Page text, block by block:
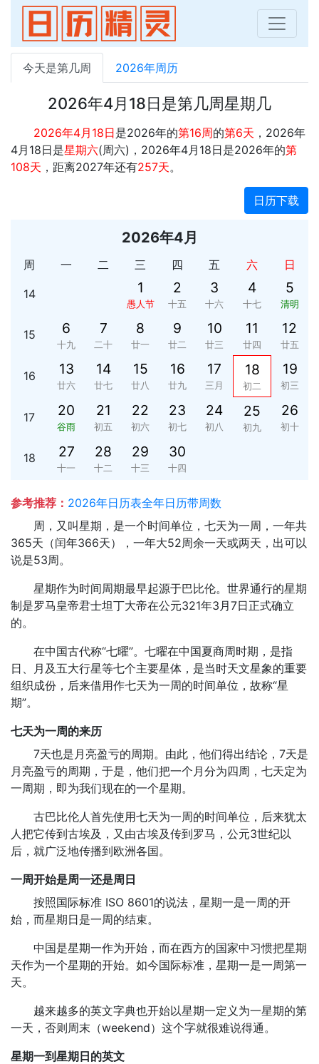
今天是第几周 2026年周历
2026年4月18日是第几周星期几
2026年4月18日是2026年的第16周的第6天 ，2026年
4月18日是星期六(周六)，2026年4月18日是2026年的第
108天 ，距离2027年还有257天。
日历下载
2026年4月
周 一 二 三 四 五 六 日
14 1
愚人节
2
十五
3
十六
4
十七
5
清明
15 6
十九
7
二十
8
廿一
9
廿二
10
廿三
11
廿四
12
廿五
16 13
廿六
14
廿七
15
廿八
16
廿九
17
三月
18
初二
19
初三
17 20
谷雨
21
初五
22
初六
23
初七
24
初八
25
初九
26
初十
18 27
十一
28
十二
29
十三
30
十四
参考推荐： 2026年日历表全年日历带周数
周，又叫星期，是一个时间单位，七天为一周，一年共
365天（闰年366天），一年大52周余一天或两天，出可以
说是53周。
星期作为时间周期最早起源于巴比伦。世界通行的星期
制是罗马皇帝君士坦丁大帝在公元321年3月7日正式确立
的。
在中国古代称“七曜”。七曜在中国夏商周时期，是指
日、月及五大行星等七个主要星体，是当时天文星象的重要
组织成份，后来借用作七天为一周的时间单位，故称“星
期”。
七天为一周的来历
7天也是月亮盈亏的周期。由此，他们得出结论，7天是
月亮盈亏的周期，于是，他们把一个月分为四周，七天定为
一周期，即为我们现在的一个星期。
古巴比伦人首先使用七天为一周的时间单位，后来犹太
人把它传到古埃及，又由古埃及传到罗马，公元3世纪以
后，就广泛地传播到欧洲各国。
一周开始是周一还是周日
按照国际标准 ISO 8601的说法，星期一是一周的开
始，而星期日是一周的结束。
中国是星期一作为开始，而在西方的国家中习惯把星期
天作为一个星期的开始。如今国际标准，星期一是一周第一
天。
越来越多的英文字典也开始以星期一定义为一星期的第
一天，否则周末（weekend）这个字就很难说得通。
星期一到星期日的英文